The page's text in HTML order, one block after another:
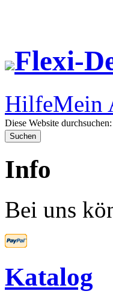
Flexi-
HilfeMein
Diese Website durchsuchen:
Info
Bei uns
Katalog